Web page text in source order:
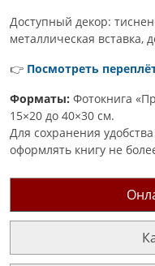
Доступный декор:
металлическая вставка,
👉 Посмотреть
Форматы: Фотокнига
15×20 до 40×30 см.
Для сохранения
оформлять книгу не